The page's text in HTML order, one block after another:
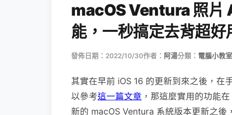
macOS Ventura 照片
能，一秒搞定去背超好
發佈日期：2022/10/30作者： 阿湯分類： 電腦小教室
其實在早前 iOS 16 的更新到來之後，在
以參考這一篇文章 ，那這麼實用的功能
新的 macOS Ventura 系統版本更新之後